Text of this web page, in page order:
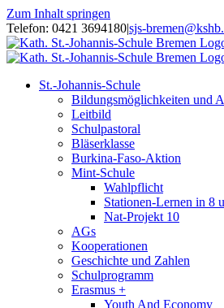
Zum Inhalt springen
Telefon: 0421 3694180|sjs-
St.-Johannis-Schule
Bildungsmöglichkeiten und
Leitbild
Schulpastoral
Bläserklasse
Burkina-Faso-Aktion
Mint-Schule
Wahlpflicht
Stationen-Lernen in 8
Nat-Projekt 10
AGs
Kooperationen
Geschichte und Zahlen
Schulprogramm
Erasmus +
Youth And Economy